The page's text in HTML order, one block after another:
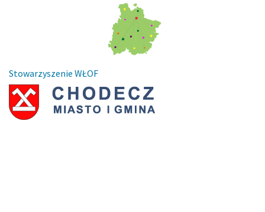
Stowarzyszenie WŁOF